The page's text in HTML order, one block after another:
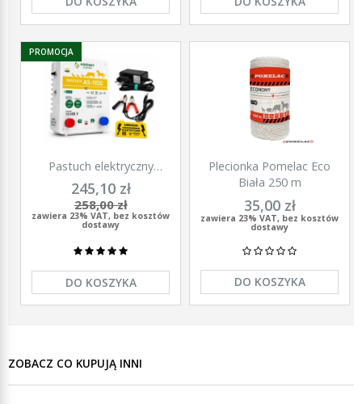
Pastuch elektryczny
polski elektryzator
uniwersalny Agronet AS-
1100 12V/230
245,10 zł
258,00 zł
zawiera 23% VAT, bez kosztów
dostawy
DO KOSZYKA
PROMOCJA
Plecionka Pomelac Eco
Biała 250 m
35,00 zł
zawiera 23% VAT, bez kosztów
dostawy
DO KOSZYKA
ZOBACZ CO KUPUJĄ INNI